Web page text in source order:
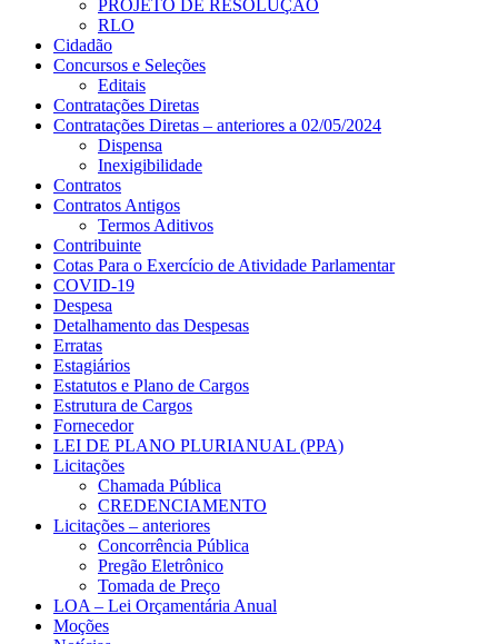
PROJETO DE RESOLUÇÃO
RLO
Cidadão
Concursos e Seleções
Editais
Contratações Diretas
Contratações Diretas – anteriores a 02/05/2024
Dispensa
Inexigibilidade
Contratos
Contratos Antigos
Termos Aditivos
Contribuinte
Cotas Para o Exercício de Atividade Parlamentar
COVID-19
Despesa
Detalhamento das Despesas
Erratas
Estagiários
Estatutos e Plano de Cargos
Estrutura de Cargos
Fornecedor
LEI DE PLANO PLURIANUAL (PPA)
Licitações
Chamada Pública
CREDENCIAMENTO
Licitações – anteriores
Concorrência Pública
Pregão Eletrônico
Tomada de Preço
LOA – Lei Orçamentária Anual
Moções